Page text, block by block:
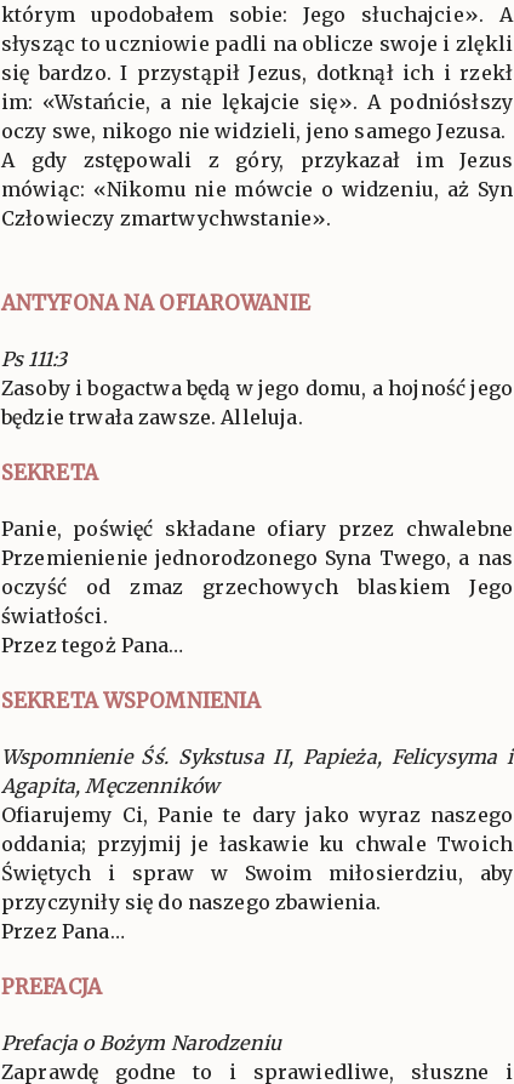
którym upodobałem sobie: Jego słuchajcie». A
słysząc to uczniowie padli na oblicze swoje i zlękli
się bardzo. I przystąpił Jezus, dotknął ich i rzekł
im: «Wstańcie, a nie lękajcie się». A podniósłszy
oczy swe, nikogo nie widzieli, jeno samego Jezusa.
A gdy zstępowali z góry, przykazał im Jezus
mówiąc: «Nikomu nie mówcie o widzeniu, aż Syn
Człowieczy zmartwychwstanie».
ANTYFONA NA OFIAROWANIE
Ps 111:3
Zasoby i bogactwa będą w jego domu, a hojność jego
będzie trwała zawsze. Alleluja.
SEKRETA
Panie, poświęć składane ofiary przez chwalebne
Przemienienie jednorodzonego Syna Twego, a nas
oczyść od zmaz grzechowych blaskiem Jego
światłości.
Przez tegoż Pana…
SEKRETA WSPOMNIENIA
Wspomnienie Śś. Sykstusa II, Papieża, Felicysyma i
Agapita, Męczenników
Ofiarujemy Ci, Panie te dary jako wyraz naszego
oddania; przyjmij je łaskawie ku chwale Twoich
Świętych i spraw w Swoim miłosierdziu, aby
przyczyniły się do naszego zbawienia.
Przez Pana…
PREFACJA
Prefacja o Bożym Narodzeniu
Zaprawdę godne to i sprawiedliwe, słuszne i